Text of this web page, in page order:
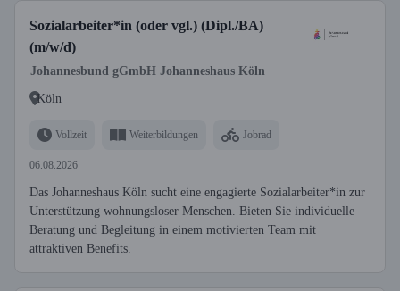
Sozialarbeiter*in (oder vgl.) (Dipl./BA)
(m/w/d)
Johannesbund gGmbH Johanneshaus Köln
Köln
Vollzeit Weiterbildungen Jobrad
06.08.2026
Das Johanneshaus Köln sucht eine engagierte Sozialarbeiter*in zur
Unterstützung wohnungsloser Menschen. Bieten Sie individuelle
Beratung und Begleitung in einem motivierten Team mit
attraktiven Benefits.